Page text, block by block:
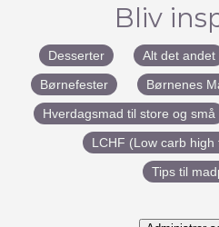
Bliv
Desserter Alt det andet
Børnefester
Børnenes
Hverdagsmad til store og små
LCHF (Low carb high
Tips til